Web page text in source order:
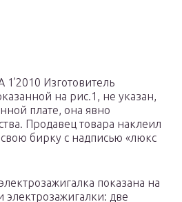
Изготовитель
на рис.1, не указан,
плате, она явно
Продавец товара наклеил
бирку с надписью «люкс
показана на
электрозажигалки: две